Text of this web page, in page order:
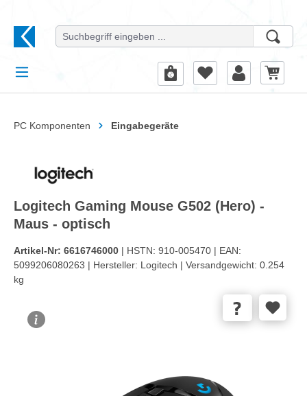
PC Komponenten Eingabegeräte
Logitech Gaming Mouse G502 (Hero) -
Maus - optisch
Artikel-Nr: 6616746000 | HSTN: 910-005470 | EAN:
5099206080263 | Hersteller: Logitech | Versandgewicht: 0.254
kg